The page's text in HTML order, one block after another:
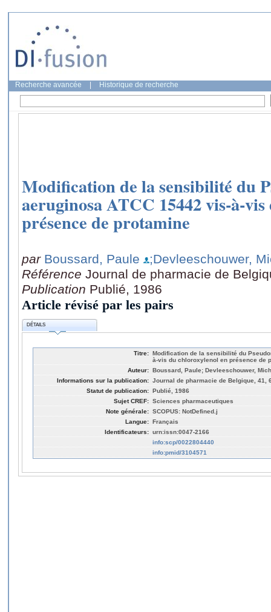
Recherche avancée Historique de recherche
Modification de la sensibilité du
aeruginosa ATCC 15442 vis-à-
présence de protamine
par Boussard, Paule
;Devleeschouwer,
Référence Journal de pharmacie de
Publication Publié, 1986
Article révisé par les pairs
DÉTAILS
Titre: Modification de la sensibilité du
à-vis du chloroxylenol en présence de
Auteur: Boussard, Paule; Devleeschouwer,
Informations sur la publication: Journal de pharmacie de Belgique, 41,
Statut de publication: Publié, 1986
Sujet CREF: Sciences pharmaceutiques
Note générale: SCOPUS: NotDefined.j
Langue: Français
Identificateurs: urn:issn:0047-2166
info:scp/0022804440
info:pmid/3104571